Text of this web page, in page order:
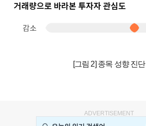
[그림 2] 종목 성향 진단
ADVERTISEMENT